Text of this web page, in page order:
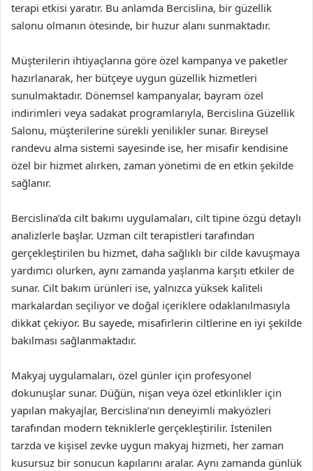
terapi etkisi yaratır. Bu anlamda Bercislina, bir güzellik
salonu olmanın ötesinde, bir huzur alanı sunmaktadır.
Müşterilerin ihtiyaçlarına göre özel kampanya ve paketler
hazırlanarak, her bütçeye uygun güzellik hizmetleri
sunulmaktadır. Dönemsel kampanyalar, bayram özel
indirimleri veya sadakat programlarıyla, Bercislina Güzellik
Salonu, müşterilerine sürekli yenilikler sunar. Bireysel
randevu alma sistemi sayesinde ise, her misafir kendisine
özel bir hizmet alırken, zaman yönetimi de en etkin şekilde
sağlanır.
Bercislina’da cilt bakımı uygulamaları, cilt tipine özgü detaylı
analizlerle başlar. Uzman cilt terapistleri tarafından
gerçekleştirilen bu hizmet, daha sağlıklı bir cilde kavuşmaya
yardımcı olurken, aynı zamanda yaşlanma karşıtı etkiler de
sunar. Cilt bakım ürünleri ise, yalnızca yüksek kaliteli
markalardan seçiliyor ve doğal içeriklere odaklanılmasıyla
dikkat çekiyor. Bu sayede, misafirlerin ciltlerine en iyi şekilde
bakılması sağlanmaktadır.
Makyaj uygulamaları, özel günler için profesyonel
dokunuşlar sunar. Düğün, nişan veya özel etkinlikler için
yapılan makyajlar, Bercislina’nın deneyimli makyözleri
tarafından modern tekniklerle gerçekleştirilir. İstenilen
tarzda ve kişisel zevke uygun makyaj hizmeti, her zaman
kusursuz bir sonucun kapılarını aralar. Aynı zamanda günlük